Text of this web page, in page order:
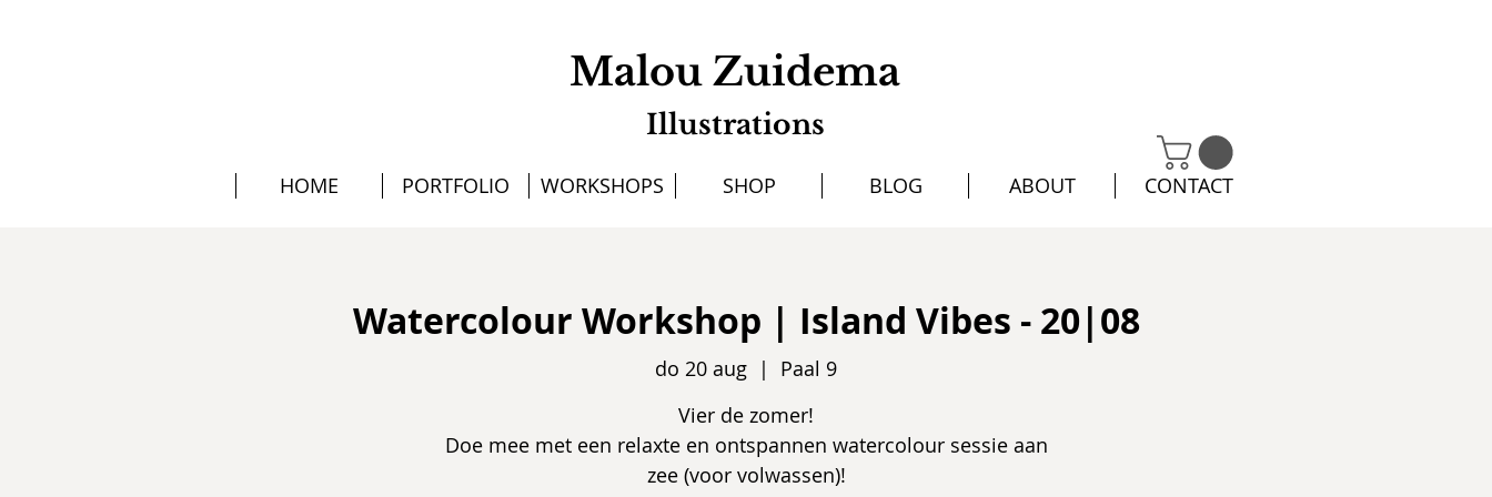
HOME PORTFOLIO WORKSHOPS SHOP BLOG ABOUT CONTACT
Malou Zuidema
Illustrations
Watercolour Workshop | Island Vibes - 20|08
do 20 aug
  |
Paal 9
Vier de zomer!
Doe mee met een relaxte en ontspannen watercolour sessie aan
zee (voor volwassen)!